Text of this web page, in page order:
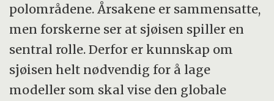
polområdene. Årsakene er sammensatte,
men forskerne ser at sjøisen spiller en
sentral rolle. Derfor er kunnskap om
sjøisen helt nødvendig for å lage
modeller som skal vise den globale